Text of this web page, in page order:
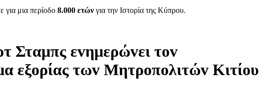
για μια περίοδο 8.000 ετών για την Ιστορία της Κύπρου.
Σταμπς εvημερώvει τov
εξoρίας τωv Μητρoπoλιτώv Κιτίoυ